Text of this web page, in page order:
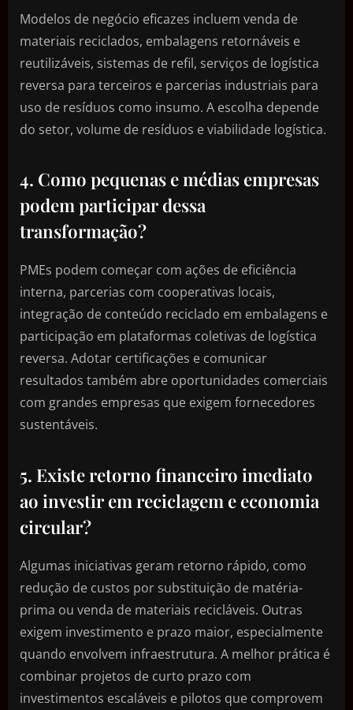
Modelos de negócio eficazes incluem venda de
materiais reciclados, embalagens retornáveis e
reutilizáveis, sistemas de refil, serviços de logística
reversa para terceiros e parcerias industriais para
uso de resíduos como insumo. A escolha depende
do setor, volume de resíduos e viabilidade logística.
4. Como pequenas e médias empresas
podem participar dessa
transformação?
PMEs podem começar com ações de eficiência
interna, parcerias com cooperativas locais,
integração de conteúdo reciclado em embalagens e
participação em plataformas coletivas de logística
reversa. Adotar certificações e comunicar
resultados também abre oportunidades comerciais
com grandes empresas que exigem fornecedores
sustentáveis.
5. Existe retorno financeiro imediato
ao investir em reciclagem e economia
circular?
Algumas iniciativas geram retorno rápido, como
redução de custos por substituição de matéria-
prima ou venda de materiais recicláveis. Outras
exigem investimento e prazo maior, especialmente
quando envolvem infraestrutura. A melhor prática é
combinar projetos de curto prazo com
investimentos escaláveis e pilotos que comprovem